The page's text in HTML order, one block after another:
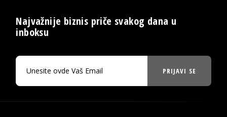
Najvažnije biznis priče svakog dana u
inboksu
PRIJAVI SE